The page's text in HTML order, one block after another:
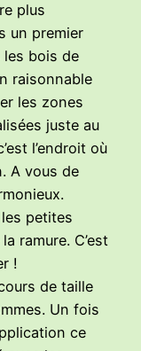
plus
un premier
les bois de
raisonnable
les zones
juste au
l’endroit où
A vous de
petites
ramure. C’est
!
de taille
Un fois
ce